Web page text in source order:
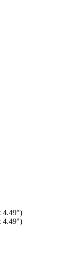
4.49")
4.49")